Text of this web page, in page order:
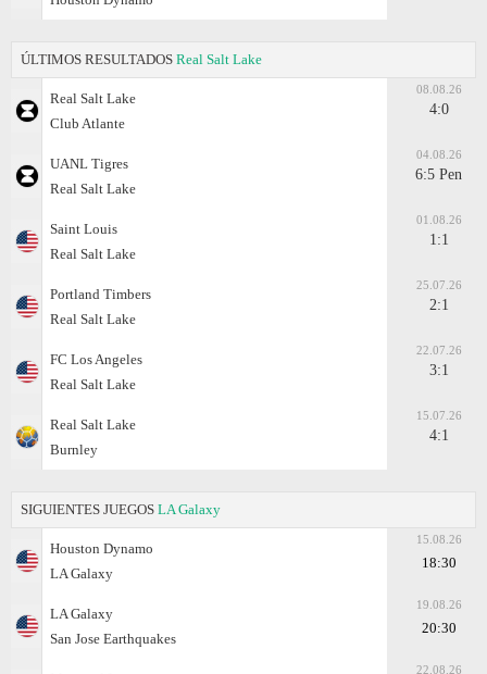
ÚLTIMOS RESULTADOS Real Salt Lake
Real Salt Lake
Club Atlante
08.08.26
4:0
UANL Tigres
Real Salt Lake
04.08.26
6:5 Pen
Saint Louis
Real Salt Lake
01.08.26
1:1
Portland Timbers
Real Salt Lake
25.07.26
2:1
FC Los Angeles
Real Salt Lake
22.07.26
3:1
Real Salt Lake
Burnley
15.07.26
4:1
SIGUIENTES JUEGOS LA Galaxy
Houston Dynamo
LA Galaxy
15.08.26
18:30
LA Galaxy
San Jose Earthquakes
19.08.26
20:30
22.08.26